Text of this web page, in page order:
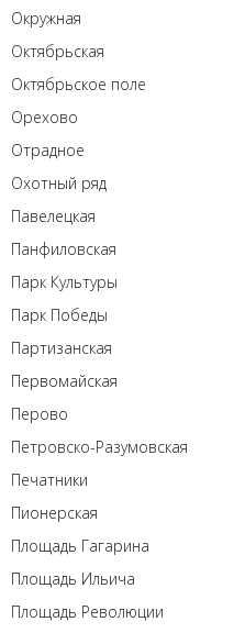
Окружная
Октябрьская
Октябрьское поле
Орехово
Отрадное
Охотный ряд
Павелецкая
Панфиловская
Парк Культуры
Парк Победы
Партизанская
Первомайская
Перово
Петровско-Разумовская
Печатники
Пионерская
Площадь Гагарина
Площадь Ильича
Площадь Революции